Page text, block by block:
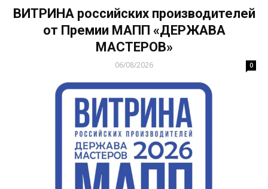
ВИТРИНА российских производителей
от Премии МАПП «ДЕРЖАВА
МАСТЕРОВ»
06/08/2026 0